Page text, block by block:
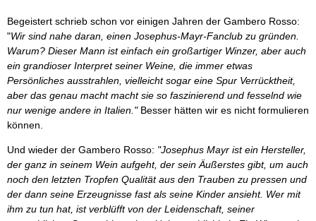
Begeistert schrieb schon vor einigen Jahren der Gambero Rosso:
"Wir sind nahe daran, einen Josephus-Mayr-Fanclub zu gründen.
Warum? Dieser Mann ist einfach ein großartiger Winzer, aber auch
ein grandioser Interpret seiner Weine, die immer etwas
Persönliches ausstrahlen, vielleicht sogar eine Spur Verrücktheit,
aber das genau macht macht sie so faszinierend und fesselnd wie
nur wenige andere in Italien."Besser hätten wir es nicht formulieren
können.
Und wieder der Gambero Rosso: "Josephus Mayr ist ein Hersteller,
der ganz in seinem Wein aufgeht, der sein Äußerstes gibt, um auch
noch den letzten Tropfen Qualität aus den Trauben zu pressen und
der dann seine Erzeugnisse fast als seine Kinder ansieht. Wer mit
ihm zu tun hat, ist verblüfft von der Leidenschaft, seiner